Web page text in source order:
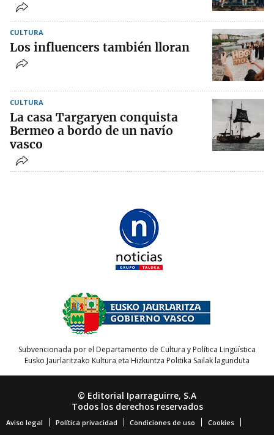
CULTURA
Los influencers también lloran
CULTURA
La casa Targaryen conquista
Bermeo a bordo de un navío
vasco
Subvencionada por el Departamento de Cultura y Política Lingüística
Eusko Jaurlaritzako Kultura eta Hizkuntza Politika Sailak lagunduta
© Editorial Iparraguirre, S.A
Todos los derechos reservados
Aviso legal Política privacidad Condiciones de uso Cookies